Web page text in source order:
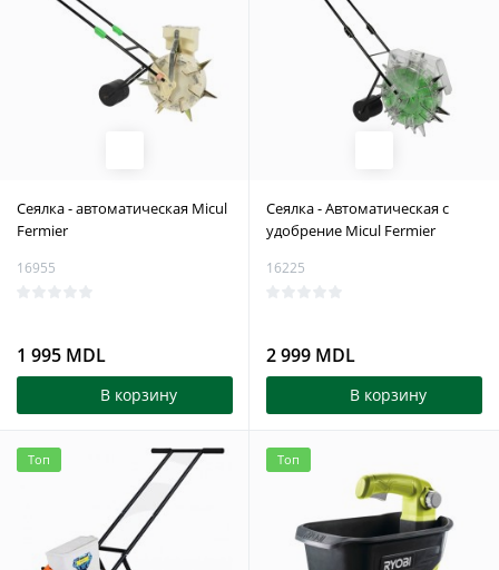
Сеялка - автоматическая Micul
Fermier
16955
1 995 MDL
В корзину
Сеялка - Автоматическая с
удобрение Micul Fermier
16225
2 999 MDL
В корзину
Топ Топ